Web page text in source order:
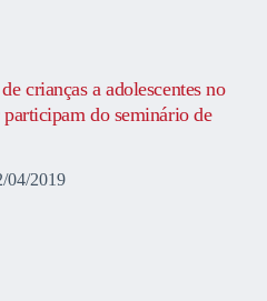
crianças a adolescentes no
do seminário de
04/2019